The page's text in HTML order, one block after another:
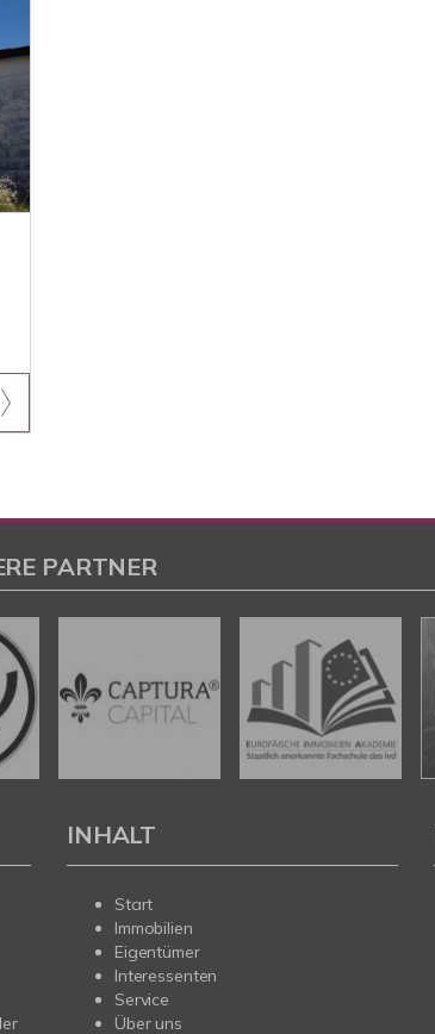
PARTNER
INHALT
Start
Immobilien
Eigentümer
Interessenten
Service
Über uns